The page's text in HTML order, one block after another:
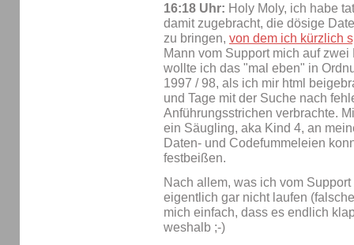
16:18 Uhr: Holy Moly, ich habe
damit zugebracht, die dösige
zu bringen, von dem ich kürzlich
Mann vom Support mich auf
wollte ich das "mal eben" in
1997 / 98, als ich mir html
und Tage mit der Suche nach
Anführungsstrichen verbrachte.
ein Säugling, aka Kind 4, an
Daten- und Codefummeleien
festbeißen.
Nach allem, was ich vom
eigentlich gar nicht laufen
mich einfach, dass es endlich
weshalb ;-)